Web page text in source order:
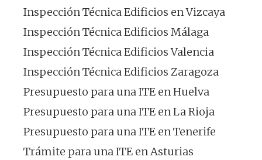
Inspección Técnica Edificios en Vizcaya
Inspección Técnica Edificios Málaga
Inspección Técnica Edificios Valencia
Inspección Técnica Edificios Zaragoza
Presupuesto para una ITE en Huelva
Presupuesto para una ITE en La Rioja
Presupuesto para una ITE en Tenerife
Trámite para una ITE en Asturias